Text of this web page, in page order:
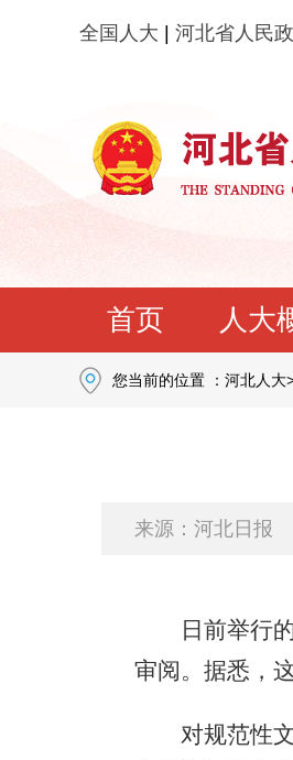
全国人大 河北省人民
首页 人大
您当前的位置 ： 河北人大
来源：河北日报
日前举行的
审阅。据悉，
对规范性文